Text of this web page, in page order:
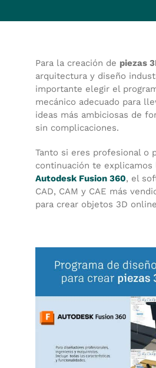
Para la creación de piezas
arquitectura y diseño
importante elegir el
mecánico adecuado para
ideas más ambiciosas de
sin complicaciones.
Tanto si eres profesional o
continuación te explicamos
Autodesk Fusion 360, el
CAD, CAM y CAE más
para crear objetos 3D